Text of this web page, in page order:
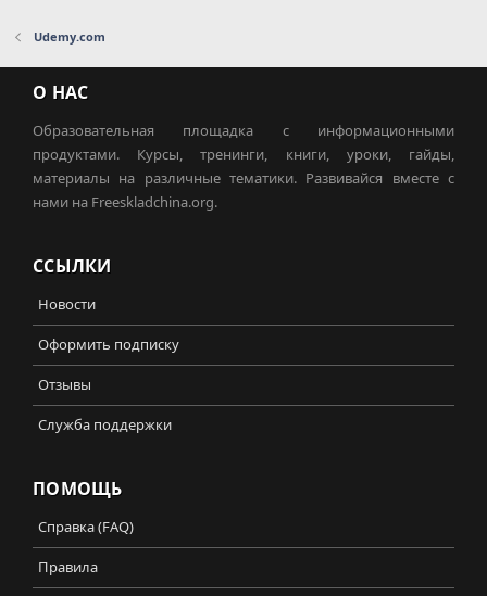
Udemy.com
О НАС
Образовательная площадка с информационными
продуктами. Курсы, тренинги, книги, уроки, гайды,
материалы на различные тематики. Развивайся вместе с
нами на Freeskladchina.org.
ССЫЛКИ
Новости
Оформить подписку
Отзывы
Служба поддержки
ПОМОЩЬ
Справка (FAQ)
Правила